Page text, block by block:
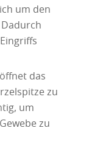
um den
das
zu
um
zu